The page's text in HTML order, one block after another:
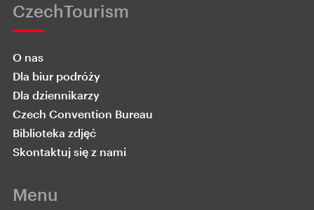
CzechTourism
O nas
Dla biur podróży
Dla dziennikarzy
Czech Convention Bureau
Biblioteka zdjęć
Skontaktuj się z nami
Menu